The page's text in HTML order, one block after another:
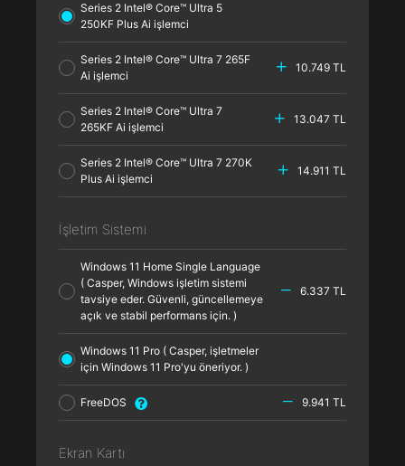
Series 2 Intel® Core™ Ultra 5
250KF Plus Ai işlemci
Series 2 Intel® Core™ Ultra 7 265F
Ai işlemci
10.749 TL
Series 2 Intel® Core™ Ultra 7
265KF Ai işlemci
13.047 TL
Series 2 Intel® Core™ Ultra 7 270K
Plus Ai işlemci
14.911 TL
İşletim Sistemi
Windows 11 Home Single Language
( Casper, Windows işletim sistemi
tavsiye eder. Güvenli, güncellemeye
açık ve stabil performans için. )
6.337 TL
Windows 11 Pro ( Casper, işletmeler
için Windows 11 Pro'yu öneriyor. )
FreeDOS 9.941 TL
Ekran Kartı